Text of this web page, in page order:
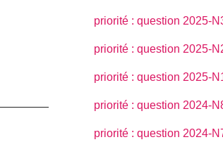
priorité : question 2025-
priorité : question 2025-
priorité : question 2025-
priorité : question 2024-
priorité : question 2024-